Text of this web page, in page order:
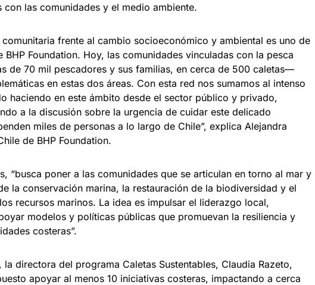
las comunidades y el medio ambiente.
comunitaria frente al cambio socioeconómico y ambiental es uno de
BHP Foundation. Hoy, las comunidades vinculadas con la pesca
de 70 mil pescadores y sus familias, en cerca de 500 caletas—
en estas dos áreas. Con esta red nos sumamos al intenso
haciendo en este ámbito desde el sector público y privado,
a la discusión sobre la urgencia de cuidar este delicado
miles de personas a lo largo de Chile”, explica Alejandra
de BHP Foundation.
“busca poner a las comunidades que se articulan en torno al mar y
la conservación marina, la restauración de la biodiversidad y el
recursos marinos. La idea es impulsar el liderazgo local,
modelos y políticas públicas que promuevan la resiliencia y
costeras”.
la directora del programa Caletas Sustentables, Claudia Razeto,
apoyar al menos 10 iniciativas costeras, impactando a cerca